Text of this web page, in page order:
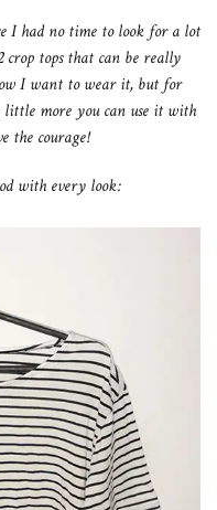
I had no time to look for a lot
crop tops that can be really
I want to wear it, but for
little more you can use it with
the courage!
with every look: